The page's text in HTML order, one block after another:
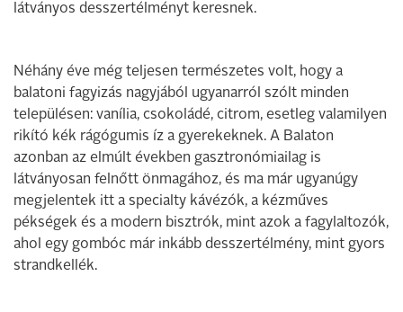
látványos desszertélményt keresnek.
Néhány éve még teljesen természetes volt, hogy a
balatoni fagyizás nagyjából ugyanarról szólt minden
településen: vanília, csokoládé, citrom, esetleg valamilyen
rikító kék rágógumis íz a gyerekeknek. A Balaton
azonban az elmúlt években gasztronómiailag is
látványosan felnőtt önmagához, és ma már ugyanúgy
megjelentek itt a specialty kávézók, a kézműves
pékségek és a modern bisztrók, mint azok a fagylaltozók,
ahol egy gombóc már inkább desszertélmény, mint gyors
strandkellék.